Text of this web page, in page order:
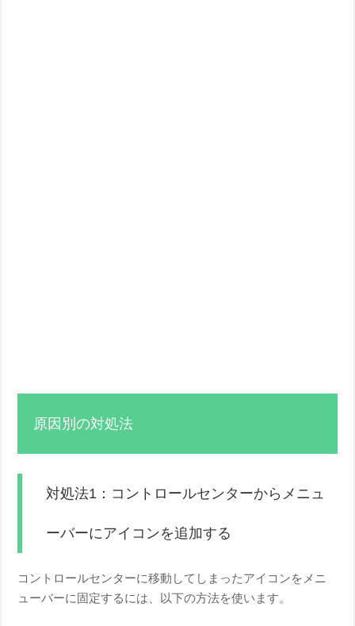
原因別の対処法
対処法1：コントロールセンターからメニュ
ーバーにアイコンを追加する
コントロールセンターに移動してしまったアイコンをメニ
ューバーに固定するには、以下の方法を使います。